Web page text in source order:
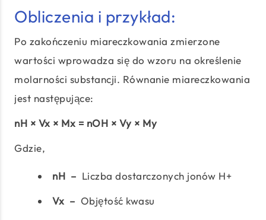
Obliczenia i przykład:
Po zakończeniu miareczkowania zmierzone
wartości wprowadza się do wzoru na określenie
molarności substancji. Równanie miareczkowania
jest następujące:
nH × Vx × Mx = nOH × Vy × My
Gdzie,
nH – Liczba dostarczonych jonów H+
Vx – Objętość kwasu